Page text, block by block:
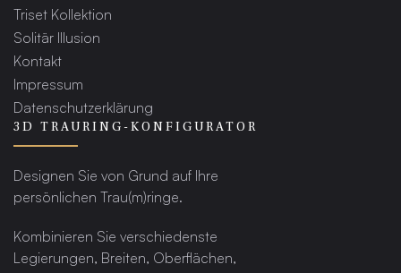
Triset Kollektion
Solitär Illusion
Kontakt
Impressum
Datenschutzerklärung
3D TRAURING-KONFIGURATOR
Designen Sie von Grund auf Ihre
persönlichen Trau(m)ringe.
Kombinieren Sie verschiedenste
Legierungen, Breiten, Oberflächen,